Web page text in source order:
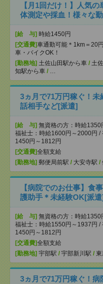
【月1回だけ！】人気
体測定や採血！様々な
[給 与] 時給1450円
[交通費]車通勤可能＊1km＝
車・バイクOK！
[勤務地] 土佐山田駅から車 / 土
知駅から車 /
3ヵ月で71万円稼ぐ！
話相手など[派遣]
[給 与] 無資格の方：時給1350
福祉士：時給1600円～2000円 /
1450円～1812円
[交通費]全額支給
[勤務地] 郵便局前駅 / 大安寺駅 /
【病院でのお仕事】食
護助手＊未経験OK[派
[給 与] 無資格の方：時給1350
福祉士：時給1550円～1937円 /
1450円～1812円
[交通費]全額支給
[勤務地] 宇部駅 / 宇部新川駅 / 東
3ヵ月で71万円稼ぐ！